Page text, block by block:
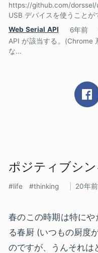
https://github.com/
USB デバイスを使うことが
Web Serial API
6年前
API が該当する。(Chrome
な...
ポジティブシン
life thinking 20年前
春のこの時期は特に
る春厨 (いつもの厨度
のですが、うんそれは